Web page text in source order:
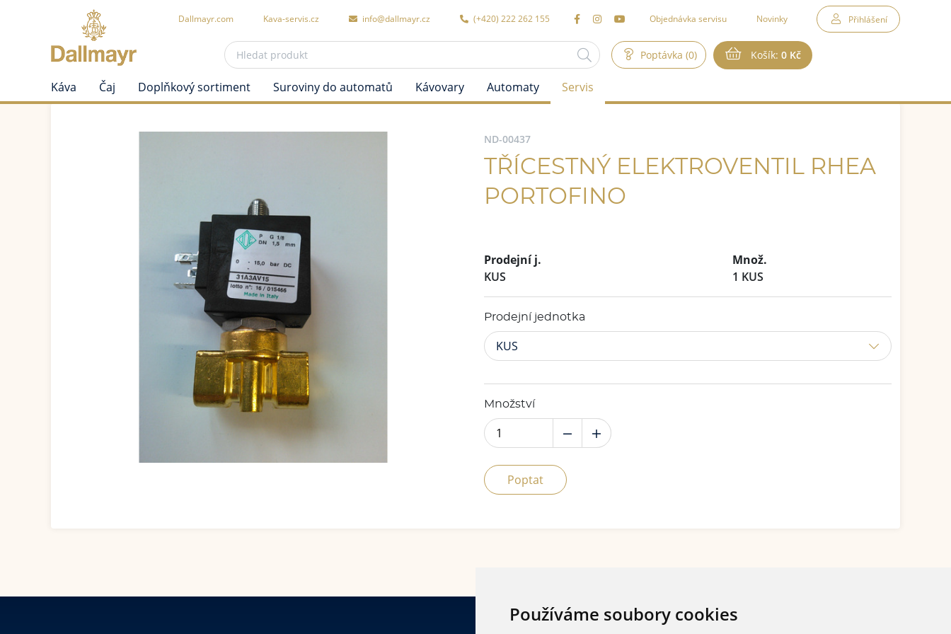
Používáme soubory cookies
Přihlášení
Dallmayr.com Kava-servis.cz info@dallmayr.cz (+420) 222 262 155 Objednávka servisu Novinky
Poptávka (0) Košík:0 Kč
ND-00437
TŘÍCESTNÝ ELEKTROVENTIL RHEA
PORTOFINO
Prodejní j.
Množ.
KUS
1 KUS
Prodejní jednotka
KUS
Množství
Poptat
Káva Čaj Doplňkový sortiment Suroviny do automatů Kávovary Automaty Servis